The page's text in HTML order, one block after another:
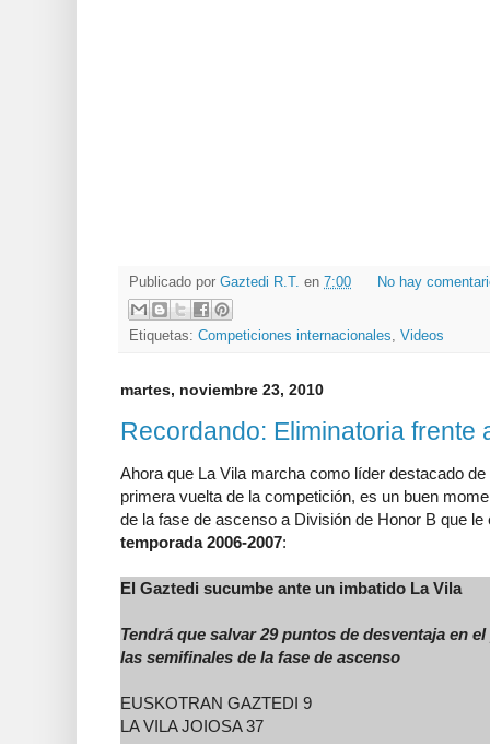
Publicado por Gaztedi R.T. en 7:00 No hay
Etiquetas: Competiciones internacionales, Videos
martes, noviembre 23, 2010
Recordando: Eliminatoria frente
Ahora que La Vila marcha como líder destacado
primera vuelta de la competición, es un buen
de la fase de ascenso a División de Honor B que le
temporada 2006-2007:
El Gaztedi sucumbe ante un imbatido La Vila
Tendrá que salvar 29 puntos de desventaja en
las semifinales de la fase de ascenso
EUSKOTRAN GAZTEDI 9
LA VILA JOIOSA 37